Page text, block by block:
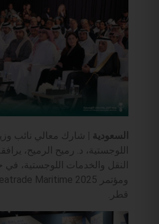
السعودية | شارك معالي نائب
اللوجستية، د. رميح الرميح،
النقل والخدمات اللوجستية،
قطر.